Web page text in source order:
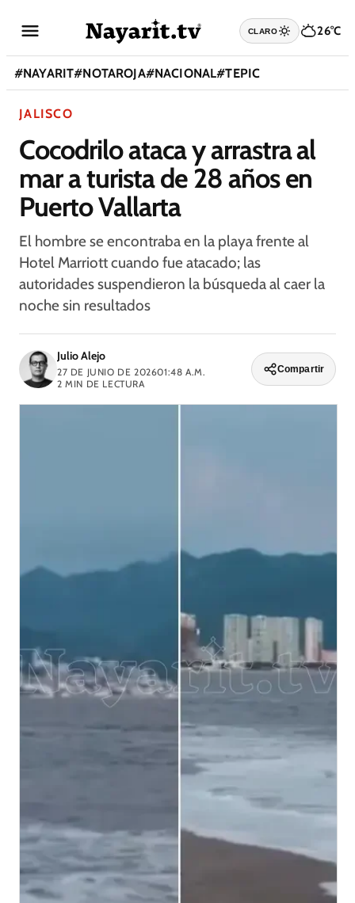
CLARO 26°C
#NAYARIT#NOTAROJA#NACIONAL#TEPIC
JALISCO
Cocodrilo ataca y arrastra al
mar a turista de 28 años en
Puerto Vallarta
El hombre se encontraba en la playa frente al
Hotel Marriott cuando fue atacado; las
autoridades suspendieron la búsqueda al caer la
noche sin resultados
Julio Alejo
27 DE JUNIO DE 202601:48 A.M.
2 MIN DE LECTURA
Compartir